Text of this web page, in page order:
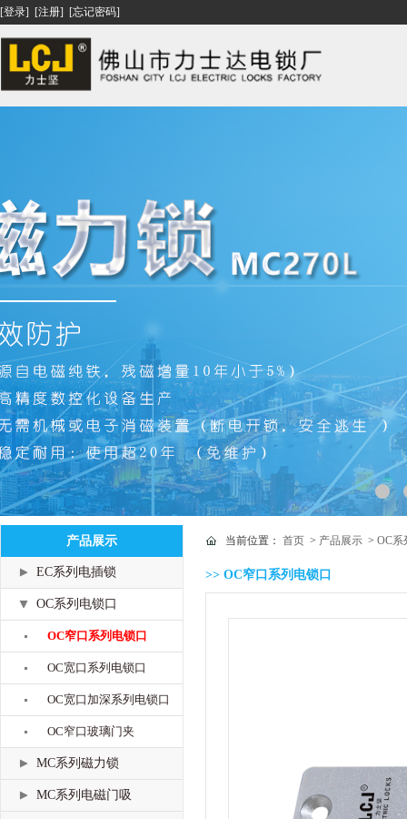
[登录] [注册] [忘记密码]
产品展示
EC系列电插锁
OC系列电锁口
OC窄口系列电锁口
OC宽口系列电锁口
OC宽口加深系列电锁口
OC窄口玻璃门夹
MC系列磁力锁
MC系列电磁门吸
当前位置： 首页 > 产品展示 > OC系
>> OC窄口系列电锁口